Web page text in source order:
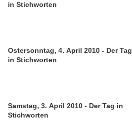
in Stichworten
Ostersonntag, 4. April 2010 - Der Tag
in Stichworten
Samstag, 3. April 2010 - Der Tag in
Stichworten